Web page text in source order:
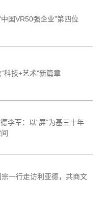
国VR50强企业”第四位
科技+艺术”新篇章
李军：以“屏”为基三十年
一行走访利亚德，共商文